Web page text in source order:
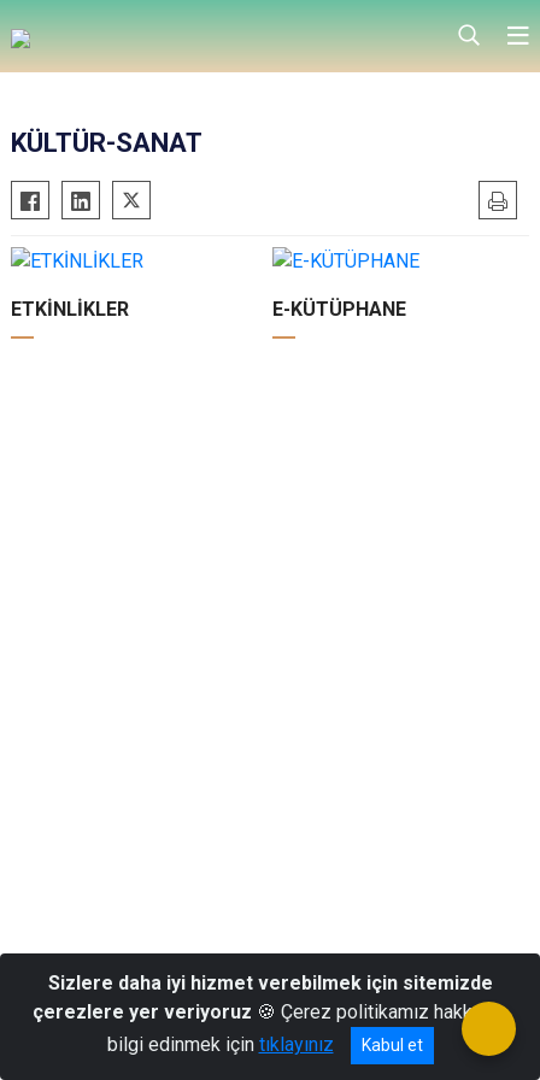
KÜLTÜR-SANAT
ETKİNLİKLER E-KÜTÜPHANE
Sizlere daha iyi hizmet verebilmek için sitemizde
çerezlere yer veriyoruz 🍪 Çerez politikamız hakkında
bilgi edinmek için tıklayınız Kabul et